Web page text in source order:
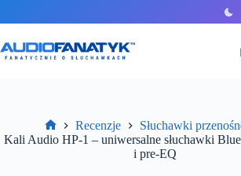
Strona
Recenzje
Słuchawki
Kali Audio HP-1 – uniwersalne słuchawki
i pre-EQ